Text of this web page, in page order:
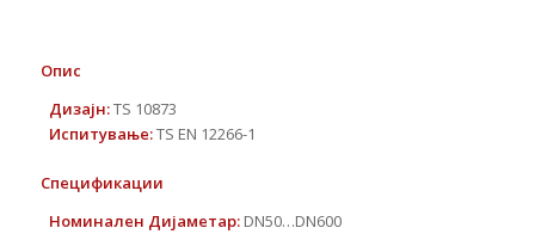
Опис
Дизајн:TS 10873
Испитување:TS EN 12266-1
Спецификации
Номинален Дијаметар:DN50…DN600